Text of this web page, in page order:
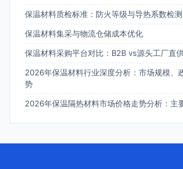
保温材料质检标准：防火等级与导热系数检测
保温材料集采与物流仓储成本优化
保温材料采购平台对比：B2B vs源头工厂直
2026年保温材料行业深度分析：市场规模、
势
2026年保温隔热材料市场价格走势分析：主